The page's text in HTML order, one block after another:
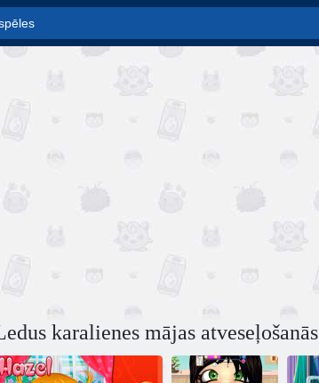
karalienes mājas atveseļošanās